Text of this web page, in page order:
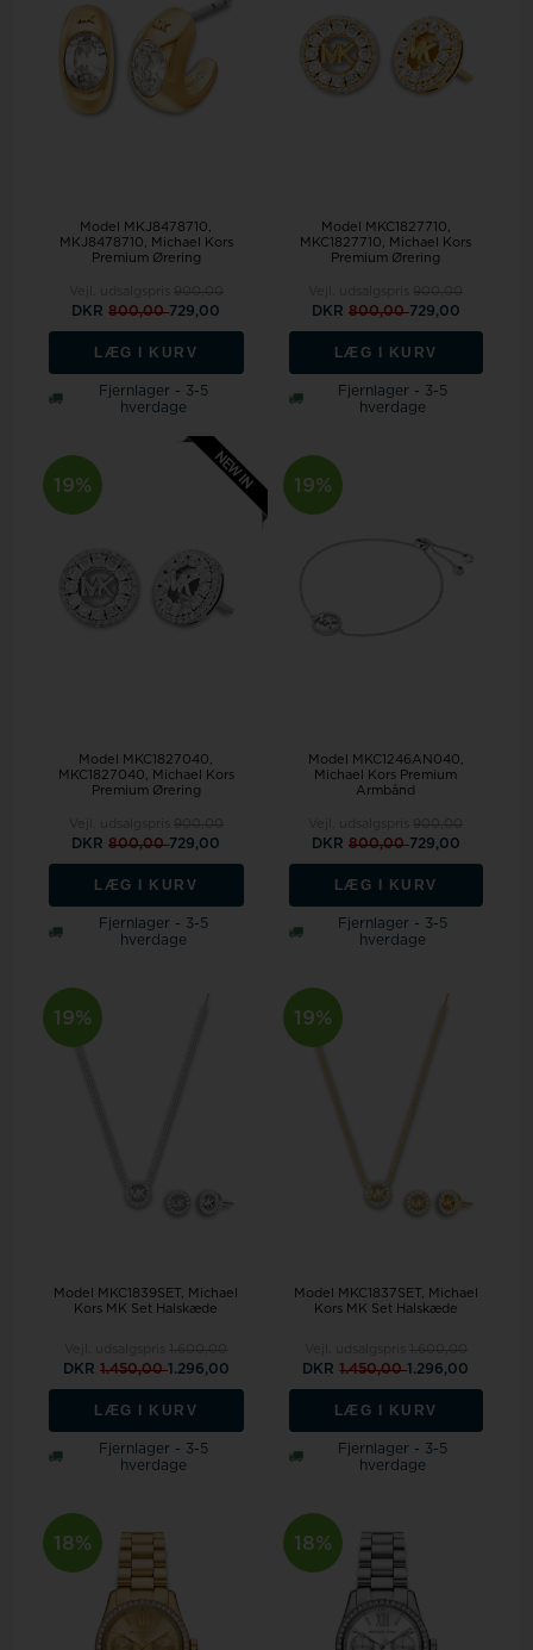
Model MKJ8478710
MKJ8478710, Michael Kors
Premium Ørering
DKR800,00729,00
LÆG I KURV
Fjernlager - 3-5
hverdage
Model MKC1827710
MKC1827710, Michael Kors
Premium Ørering
DKR 800,00729,00
LÆG I KURV
Fjernlager - 3-5
hverdage
19%
Model MKC1827040
MKC1827040, Michael Kors
Premium Ørering
DKR800,00729,00
LÆG I KURV
Fjernlager - 3-5
hverdage
19%
Model MKC1246AN040
Michael Kors Premium
Armbånd
DKR 800,00729,00
LÆG I KURV
Fjernlager - 3-5
hverdage
19%
Model MKC1839SET
Michael
Kors MK Set Halskæde
DKR 1.450,001.296,00
LÆG I KURV
Fjernlager - 3-5
hverdage
19%
Model MKC1837SET
Michael
Kors MK Set Halskæde
DKR1.450,001.296,00
LÆG I KURV
Fjernlager - 3-5
hverdage
18% 18%